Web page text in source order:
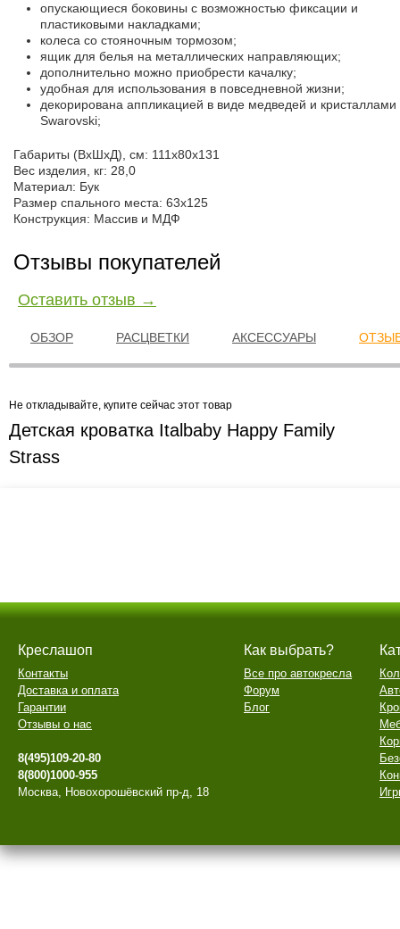
опускающиеся боковины с возможностью фиксации и
пластиковыми накладками;
колеса со стояночным тормозом;
ящик для белья на металлических направляющих;
дополнительно можно приобрести качалку;
удобная для использования в повседневной жизни;
декорирована аппликацией в виде медведей и кристаллами
Swarovski;
Габариты (ВхШхД), см: 111х80х131
Вес изделия, кг: 28,0
Материал: Бук
Размер спального места: 63x125
Конструкция: Массив и МДФ
Отзывы покупателей
Оставить отзыв →
ОБЗОР РАСЦВЕТКИ АКСЕССУАРЫ
Не откладывайте, купите сейчас этот товар
Детская кроватка Italbaby Happy Family
Strass
Креслашоп
Контакты
Доставка и оплата
Гарантии
Отзывы о нас
8(495)109-20-80
8(800)1000-955
Москва, Новохорошёвский пр-д, 18
Как выбрать?
Все про автокресла
Форум
Блог